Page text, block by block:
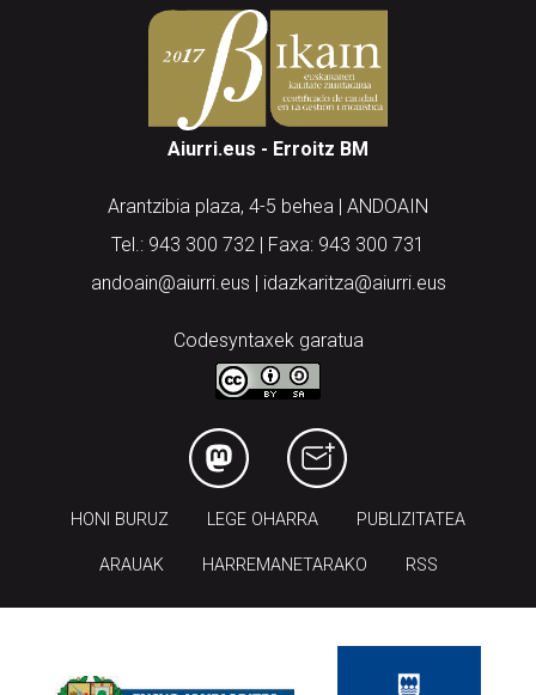
Aiurri.eus - Erroitz BM
Arantzibia plaza, 4-5 behea | ANDOAIN
Tel.: 943 300 732 | Faxa: 943 300 731
andoain@aiurri.eus | idazkaritza@aiurri.eus
Codesyntaxek garatua
HONI BURUZ LEGE OHARRA PUBLIZITATEA
ARAUAK HARREMANETARAKO RSS